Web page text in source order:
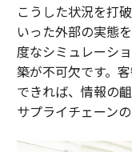
こうした状況を打
いった外部の実態
度なシミュレーシ
築が不可欠です。
できれば、情報の
サプライチェーン